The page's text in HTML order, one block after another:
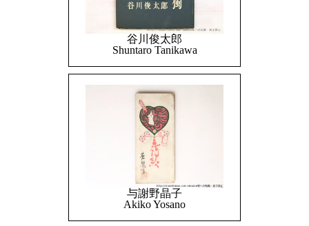
谷川俊太郎
Shuntaro Tanikawa
与謝野晶子
Akiko Yosano